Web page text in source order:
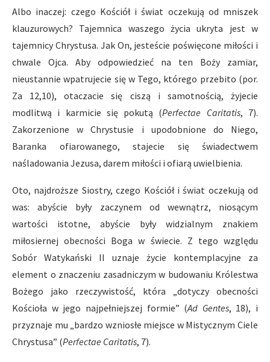
Albo inaczej: czego Kościół i świat oczekują od mniszek
klauzurowych? Tajemnica waszego życia ukryta jest w
tajemnicy Chrystusa. Jak On, jesteście poświęcone miłości i
chwale Ojca. Aby odpowiedzieć na ten Boży zamiar,
nieustannie wpatrujecie się w Tego, którego przebito (por.
Za 12,10), otaczacie się ciszą i samotnością, żyjecie
modlitwą i karmicie się pokutą (Perfectae Caritatis, 7).
Zakorzenione w Chrystusie i upodobnione do Niego,
Baranka ofiarowanego, stajecie się świadectwem
naśladowania Jezusa, darem miłości i ofiarą uwielbienia.
Oto, najdroższe Siostry, czego Kościół i świat oczekują od
was: abyście były zaczynem od wewnątrz, niosącym
wartości istotne, abyście były widzialnym znakiem
miłosiernej obecności Boga w świecie. Z tego względu
Sobór Watykański II uznaje życie kontemplacyjne za
element o znaczeniu zasadniczym w budowaniu Królestwa
Bożego jako rzeczywistość, która „dotyczy obecności
Kościoła w jego najpełniejszej formie” (Ad Gentes, 18), i
przyznaje mu „bardzo wzniosłe miejsce w Mistycznym Ciele
Chrystusa” (Perfectae Caritatis, 7).